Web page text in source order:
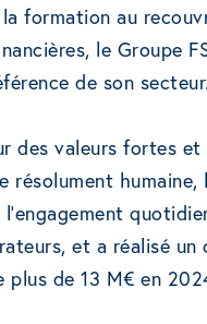
formation au
le Groupe
de son secteur.
des valeurs fortes et
résolument humaine,
l’engagement
et a réalisé un
plus de 13 M€ en